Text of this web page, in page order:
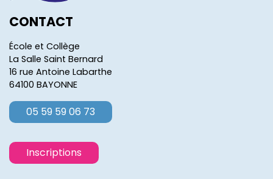
CONTACT
École et Collège
La Salle Saint Bernard
16 rue Antoine Labarthe
64100 BAYONNE
05 59 59 06 73
Inscriptions